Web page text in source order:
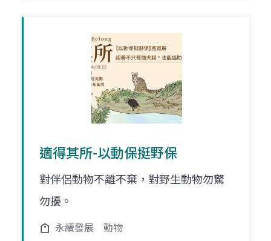
適得其所-以動保挺野保
對伴侶動物不離不棄，對野生動物勿驚
勿擾。
永續發展 動物